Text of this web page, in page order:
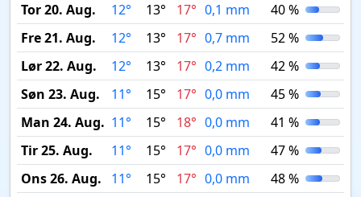
Tor 20. Aug.
12° 13° 17° 0,1 mm
40 %
Fre 21. Aug.
12° 13° 17° 0,7 mm
52 %
Lør 22. Aug.
12° 13° 17° 0,2 mm
42 %
Søn 23. Aug.
11° 15° 17° 0,0 mm
45 %
Man 24. Aug. 11° 15° 18° 0,0 mm
41 %
Tir 25. Aug.
11° 15° 17° 0,0 mm
47 %
Ons 26. Aug.
11° 15° 17° 0,0 mm
48 %